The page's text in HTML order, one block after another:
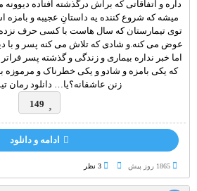
داره و اتفاقاتی که براش درگذشته افتاده
میشه که شروع کننده یه داستان‌ِ عجیبه و
توی تیمارستان که سال هاست با کسی حرف
عوض می کنه.و شادی که تلاش می کنه پسر و با
اما خبر نداره بیماری و زندگی و گذشته پسر فراتر
که یکی بامزه و شادو و یکی خطرناک و مرموزه
زنن عاشقانه؟یا… دانلود رمان
149
ادامه و دانلود
1865 روز پيش 3 نظر